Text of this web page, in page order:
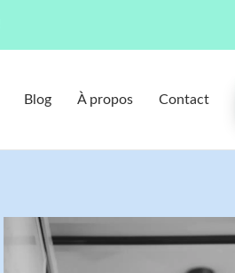
Blog À propos Contact